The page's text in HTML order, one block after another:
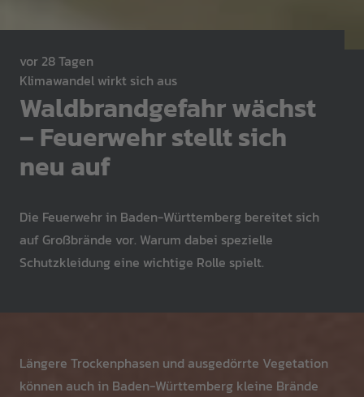
vor 28 Tagen
Klimawandel wirkt sich aus
Waldbrandgefahr wächst
– Feuerwehr stellt sich
neu auf
Die Feuerwehr in Baden-Württemberg bereitet sich
auf Großbrände vor. Warum dabei spezielle
Schutzkleidung eine wichtige Rolle spielt.
Längere Trockenphasen und ausgedörrte Vegetation
können auch in Baden-Württemberg kleine Brände